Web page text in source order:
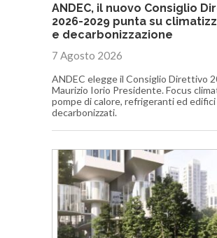
ANDEC, il nuovo Consiglio
2026-2029 punta su
e decarbonizzazione
7 Agosto 2026
ANDEC elegge il Consiglio Direttivo
Maurizio Iorio Presidente. Focus
pompe di calore, refrigeranti ed edifici
decarbonizzati.